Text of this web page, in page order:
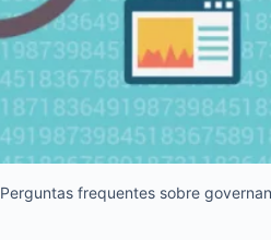
Perguntas frequentes sobre